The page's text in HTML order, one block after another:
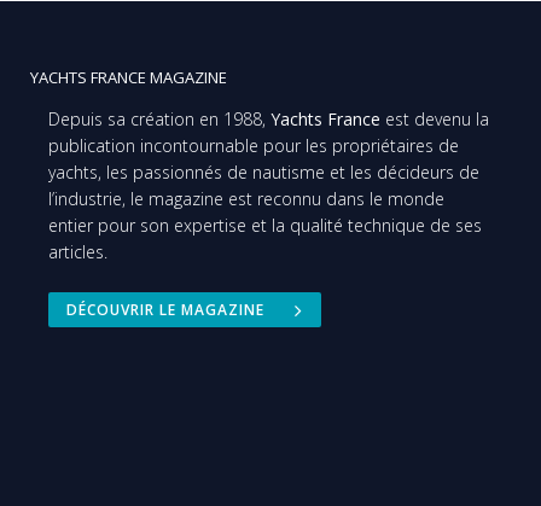
YACHTS FRANCE MAGAZINE
Depuis sa création en 1988, Yachts France est devenu la
publication incontournable pour les propriétaires de
yachts, les passionnés de nautisme et les décideurs de
l’industrie, le magazine est reconnu dans le monde
entier pour son expertise et la qualité technique de ses
articles.
DÉCOUVRIR LE MAGAZINE